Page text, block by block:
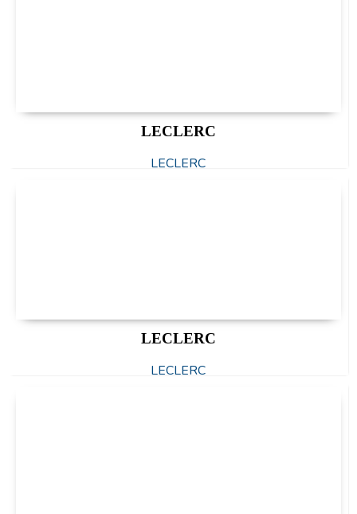
LECLERC
LECLERC
LECLERC
LECLERC